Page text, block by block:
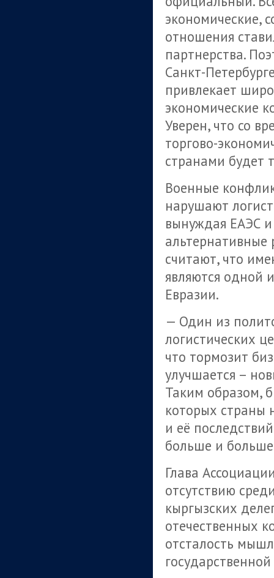
экономические,
отношения
партнерства.
Санкт-
привлекает
экономические
Уверен, что со
торгово-
странами будет
Военные
нарушают
вынуждая ЕАЭС и
альтернативные
считают, что
являются одной
Евразии.
— Один из
логистических
что тормозит
улучшается –
Таким образом,
которых страны
и её
больше и
Глава
отсутствию
кыргызских
отечественных
отсталость